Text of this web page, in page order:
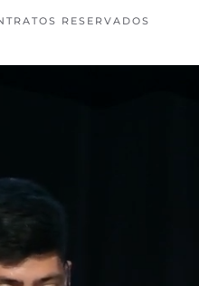
RESERVADOS